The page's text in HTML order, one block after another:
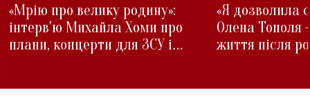
«Мрію про велику родину»:
інтерв'ю Михайла Хоми про
плани, концерти для ЗСУ і
«Я дозволила
Олена Тополя
життя після